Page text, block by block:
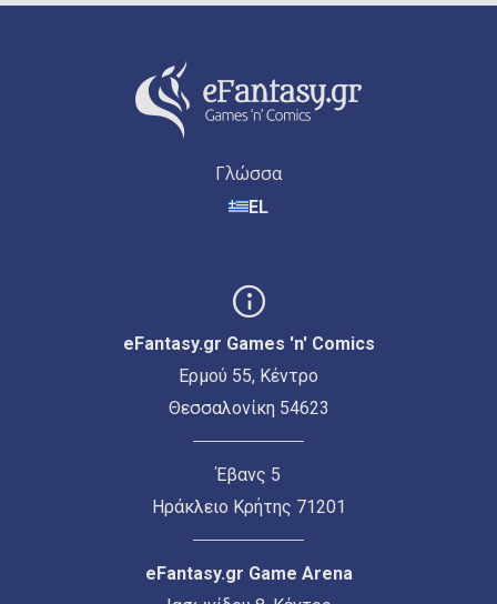
Γλώσσα
EL
eFantasy.gr Games 'n' Comics
Ερμού 55, Κέντρο
Θεσσαλονίκη 54623
Έβανς 5
Ηράκλειο Κρήτης 71201
eFantasy.gr Game Arena